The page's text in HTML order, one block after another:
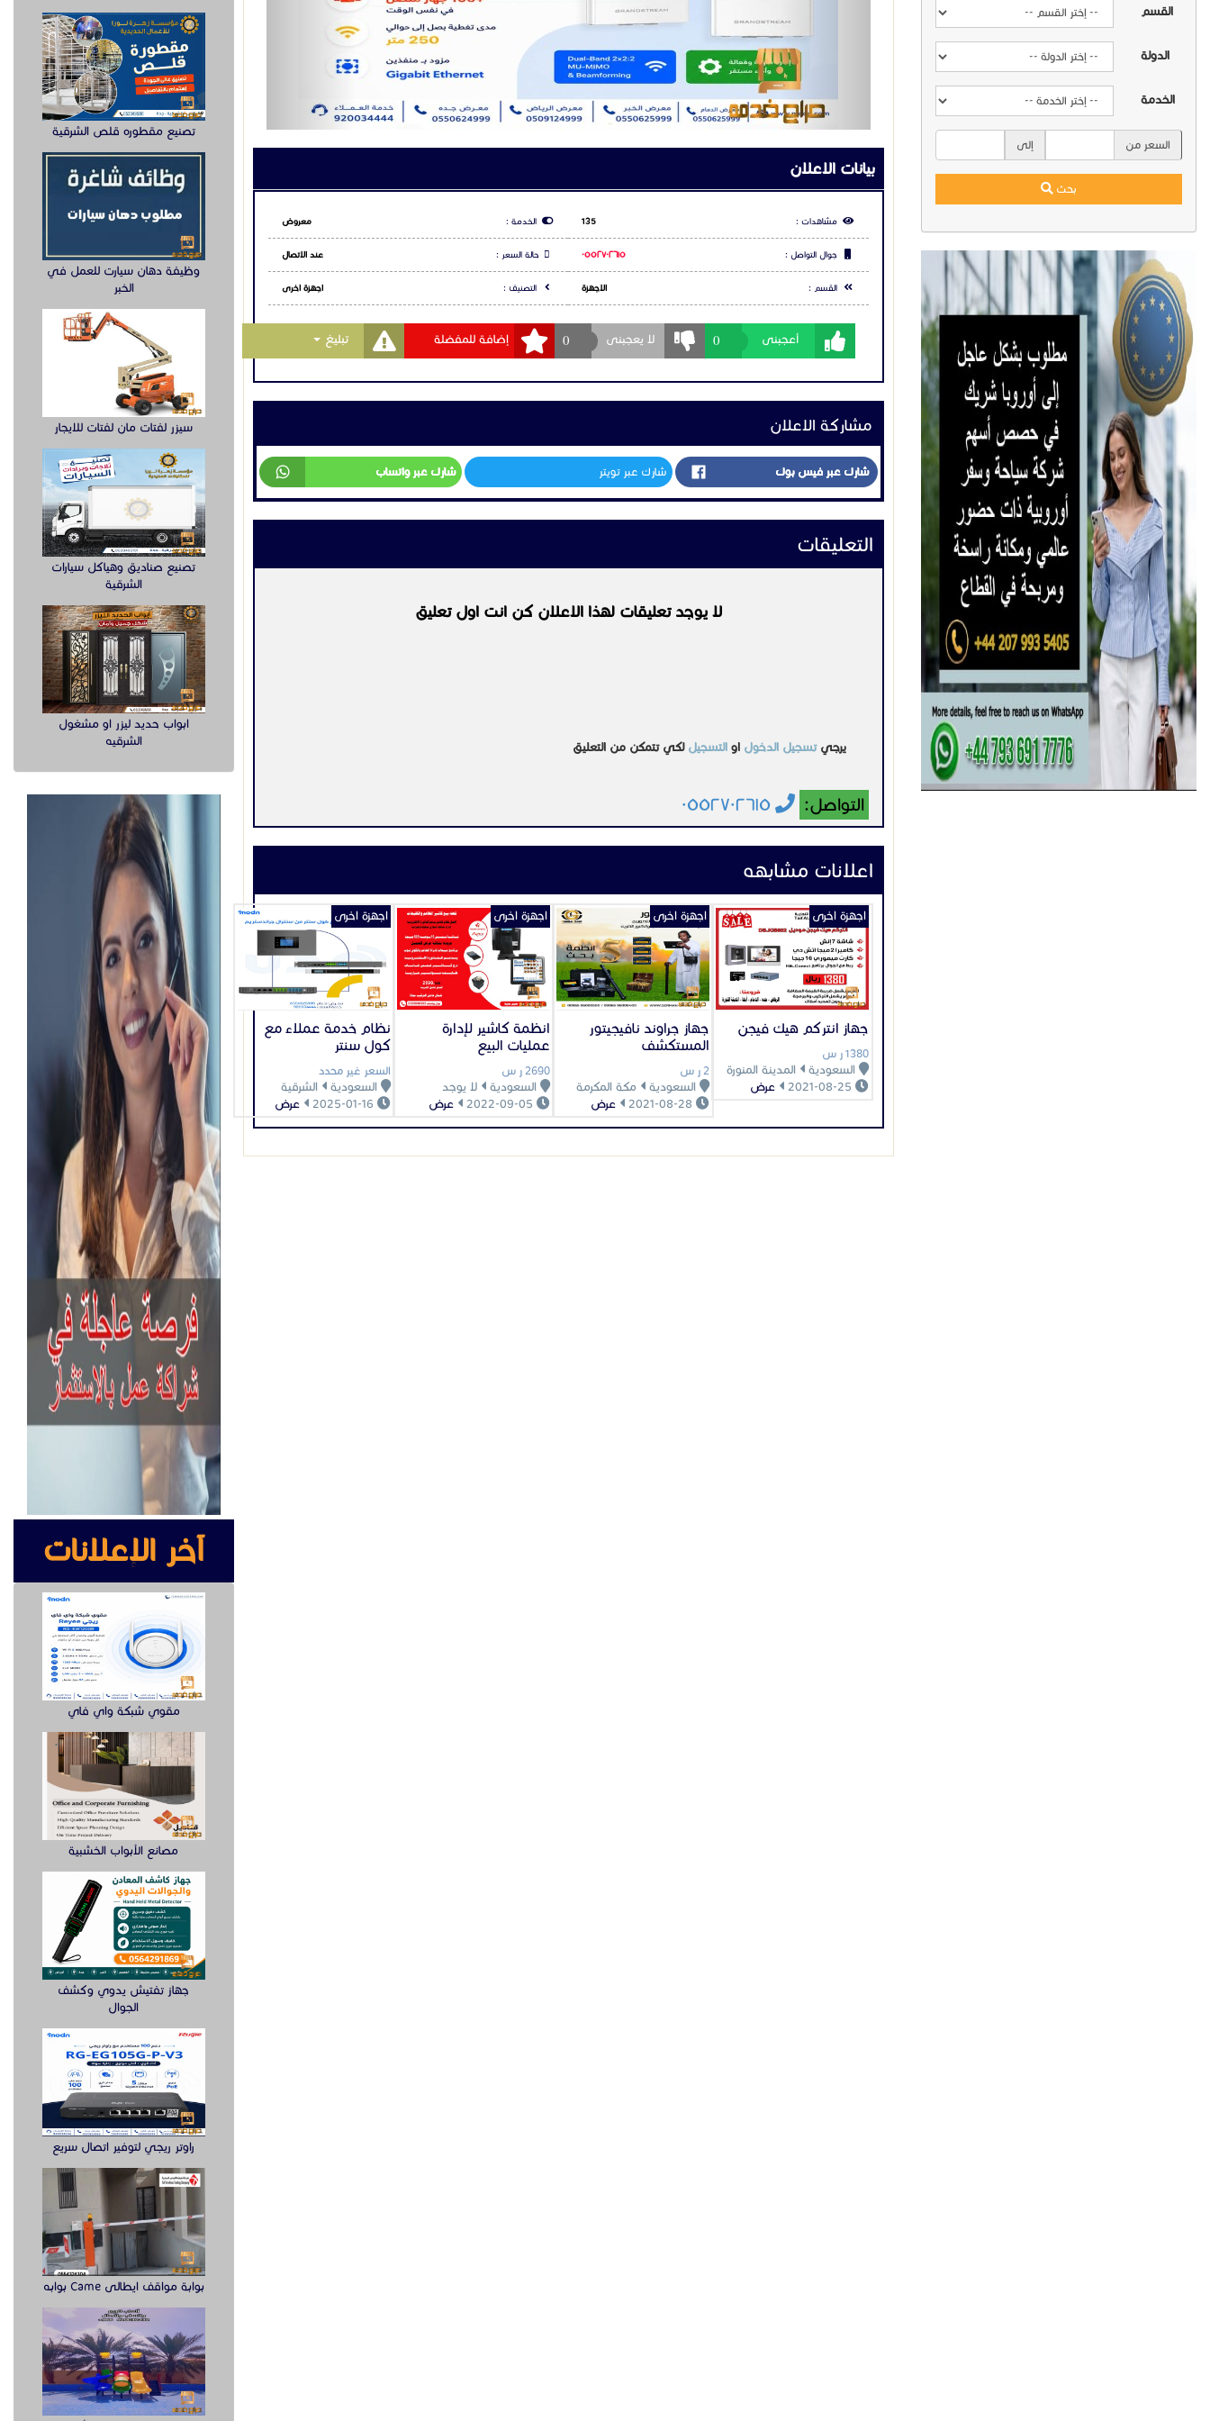
القسم
الدولة
الخدمة
السعر من إلى
بحث
#أكسس_بوينت_جراند_ستريم #أكسس_بوينت_جراند_ستريم #أكسس_بوينت_جراند_ستريم
بيانات الاعلان
مشاهدات : 135 الخدمة : معروض
جوال التواصل : ٠٥٥٢٧٠٢٦١٥ حالة السعر : عند الاتصال
القسم : الاجهزة التصنيف : اجهزة اخرى
أعجبنى 0 لا يعجبنى 0 إضافة للمفضلة تبليغ Toggle Dropdown
مشاركة الاعلان
شارك عبر فيس بوك شارك عبر تويتر شارك عبر واتساب
التعليقات
لا يوجد تعليقات لهذا الاعلان كن انت اول تعليق
يرجيتسجيل الدخول او التسجيل لكي تتمكن من التعليق
التواصل: ٠٥٥٢٧٠٢٦١٥
اعلانات مشابهه
جهاز انتركم هيك فيجن
1380 ر س
السعودية
المدينة المنورة
عرض
اجهزة اخرى
جهاز جراوند نافيجيتور
المستكشف
2 ر س
السعودية
مكة المكرمة
2021-08-28
عرض
اجهزة اخرى
انظمة كاشير لإدارة
عمليات البيع
2690 ر س
السعودية
لا يوجد
2022-09-05
عرض
اجهزة اخرى
نظام خدمة عملاء مع
كول سنتر
السعر غير محدد
السعودية
الشرقية
2025-01-16
عرض
اجهزة اخرى
تصنيع مقطوره قلص الشرقية
وظيفة دهان سيارت للعمل في
الخبر
سيزر لفتات مان لفتات للايجار
تصنيع صناديق وهياكل سيارات
الشرقية
ابواب حديد ليزر او مشغول
الشرقيه
آخر الإعلانات
مقوي شبكة واي فاي
مصانع الأبواب الخشبية
جهاز تفتيش يدوي وكشف
الجوال
راوتر ريجي لتوفير اتصال سريع
بوابة مواقف ايطالى Came بوابه